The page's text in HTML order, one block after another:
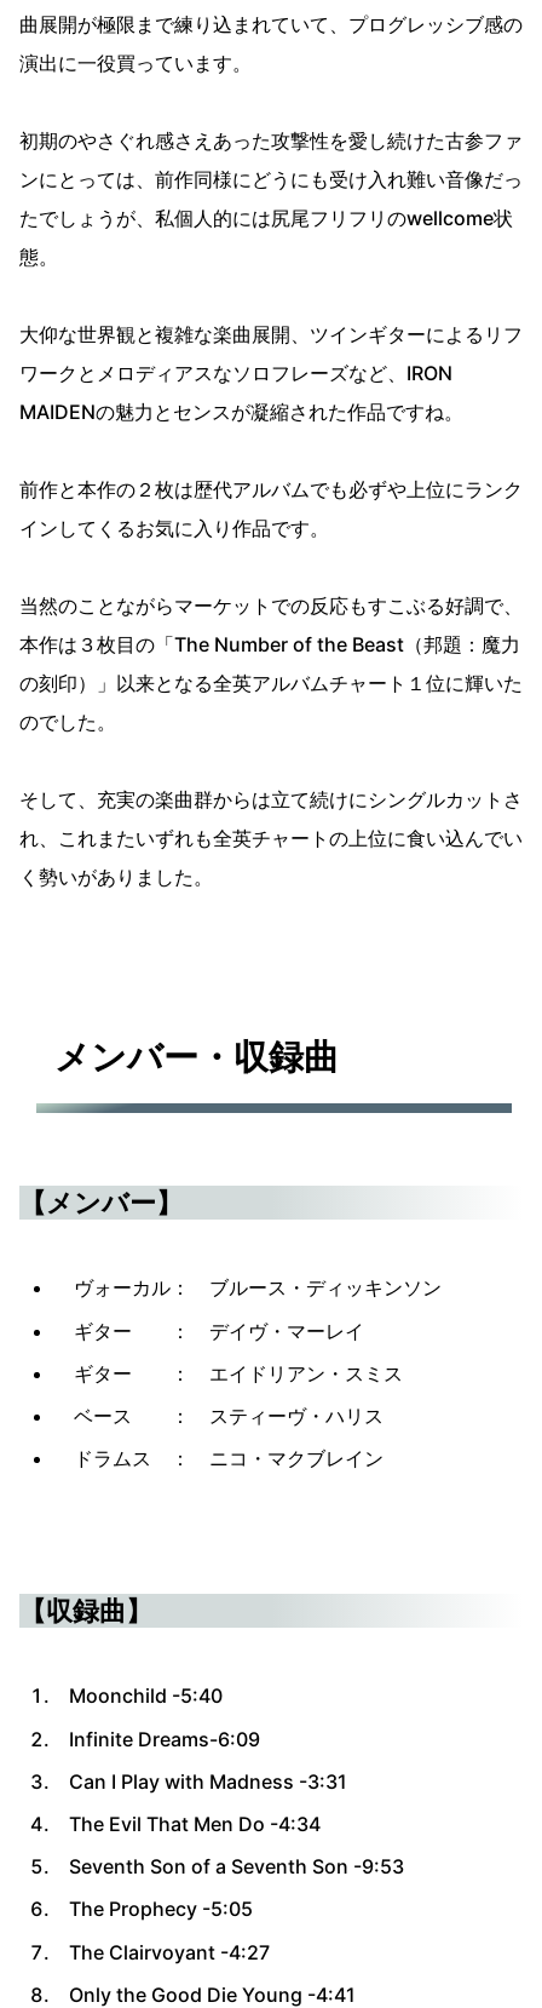
曲展開が極限まで練り込まれていて、プログレッシブ感の
演出に一役買っています。
初期のやさぐれ感さえあった攻撃性を愛し続けた古参ファ
ンにとっては、前作同様にどうにも受け入れ難い音像だっ
たでしょうが、私個人的には尻尾フリフリのwellcome状
態。
大仰な世界観と複雑な楽曲展開、ツインギターによるリフ
ワークとメロディアスなソロフレーズなど、IRON
MAIDENの魅力とセンスが凝縮された作品ですね。
前作と本作の２枚は歴代アルバムでも必ずや上位にランク
インしてくるお気に入り作品です。
当然のことながらマーケットでの反応もすこぶる好調で、
本作は３枚目の「The Number of the Beast（邦題：魔力
の刻印）」 以来となる全英アルバムチャート１位に輝いた
のでした。
そして、充実の楽曲群からは立て続けにシングルカットさ
れ、これまたいずれも全英チャートの上位に食い込んでい
く勢いがありました。
メンバー・収録曲
【メンバー】
ヴォーカル： ブルース・ディッキンソン
ギター ： デイヴ・マーレイ
ギター ： エイドリアン・スミス
ベース ： スティーヴ・ハリス
ドラムス ： ニコ・マクブレイン
【収録曲】
Moonchild -5:40
Infinite Dreams-6:09
Can I Play with Madness -3:31
The Evil That Men Do -4:34
Seventh Son of a Seventh Son -9:53
The Prophecy -5:05
The Clairvoyant -4:27
Only the Good Die Young -4:41